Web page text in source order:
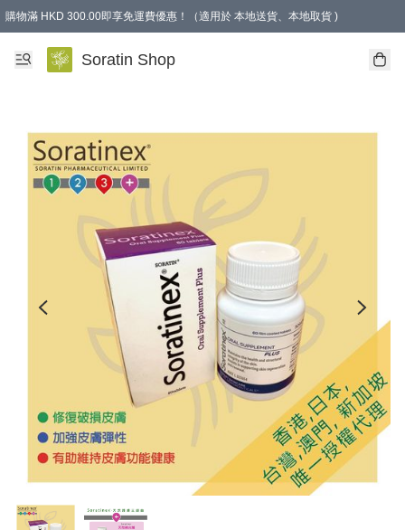
購物滿 HKD 300.00即享免運費優惠！（適用於 本地送貨、本地取貨 )
Soratin Shop